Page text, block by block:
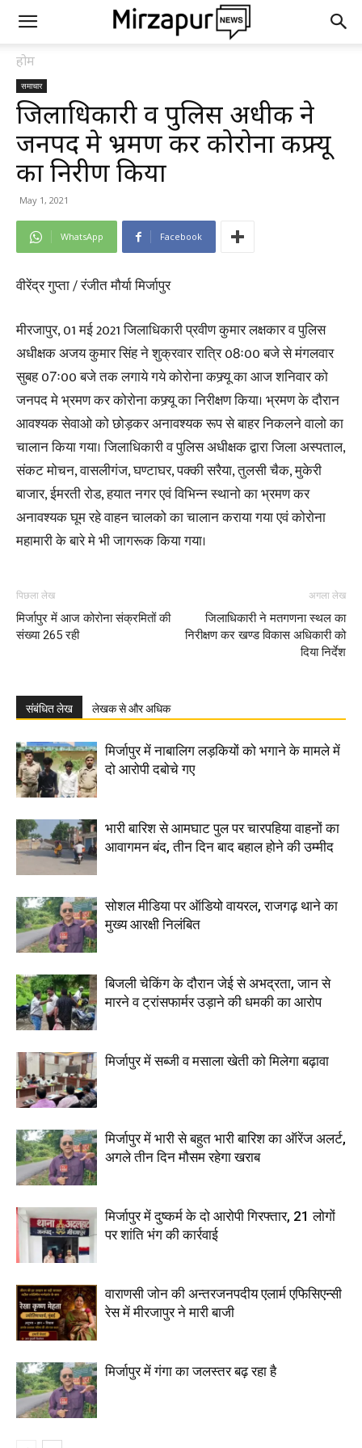
होम
समाचार
जिलाधिकारी व पुलिस अधीक्षक ने
जनपद मे भ्रमण कर कोरोना कफ्र्यू
का निरीक्षण किया
May 1, 2021
WhatsApp Facebook
वीरेंद्र गुप्ता / रंजीत मौर्या मिर्जापुर
मीरजापुर, 01 मई 2021 जिलाधिकारी प्रवीण कुमार लक्षकार व पुलिस
अधीक्षक अजय कुमार सिंह ने शुक्रवार रात्रि 08ः00 बजे से मंगलवार
सुबह 07ः00 बजे तक लगाये गये कोरोना कफ्र्यू का आज शनिवार को
जनपद मे भ्रमण कर कोरोना कफ्र्यू का निरीक्षण किया। भ्रमण के दौरान
आवश्यक सेवाओ को छोड़कर अनावश्यक रूप से बाहर निकलने वालो का
चालान किया गया। जिलाधिकारी व पुलिस अधीक्षक द्वारा जिला अस्पताल,
संकट मोचन, वासलीगंज, घण्टाघर, पक्की सरैया, तुलसी चैक, मुकेरी
बाजार, ईमरती रोड, हयात नगर एवं विभिन्न स्थानो का भ्रमण कर
अनावश्यक घूम रहे वाहन चालको का चालान कराया गया एवं कोरोना
महामारी के बारे मे भी जागरूक किया गया।
पिछला लेख
मिर्जापुर में आज कोरोना संक्रमितों की
संख्या 265 रही
अगला लेख
जिलाधिकारी ने मतगणना स्थल का
निरीक्षण कर खण्ड विकास अधिकारी को
दिया निर्देश
संबंधित लेख लेखक से और अधिक
मिर्जापुर में नाबालिग लड़कियों को भगाने के मामले में
दो आरोपी दबोचे गए
भारी बारिश से आमघाट पुल पर चारपहिया वाहनों का
आवागमन बंद, तीन दिन बाद बहाल होने की उम्मीद
सोशल मीडिया पर ऑडियो वायरल, राजगढ़ थाने का
मुख्य आरक्षी निलंबित
बिजली चेकिंग के दौरान जेई से अभद्रता, जान से
मारने व ट्रांसफार्मर उड़ाने की धमकी का आरोप
मिर्जापुर में सब्जी व मसाला खेती को मिलेगा बढ़ावा
मिर्जापुर में भारी से बहुत भारी बारिश का ऑरेंज अलर्ट,
अगले तीन दिन मौसम रहेगा खराब
मिर्जापुर में दुष्कर्म के दो आरोपी गिरफ्तार, 21 लोगों
पर शांति भंग की कार्रवाई
वाराणसी जोन की अन्तरजनपदीय एलार्म एफिसिएन्सी
रेस में मीरजापुर ने मारी बाजी
मिर्जापुर में गंगा का जलस्तर बढ़ रहा है